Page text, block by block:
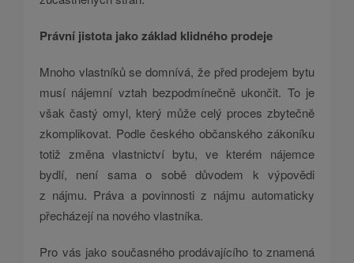
Právní jistota jako základ klidného prodeje
Mnoho vlastníků se domnívá, že před prodejem bytu
musí nájemní vztah bezpodmínečně ukončit. To je
však častý omyl, který může celý proces zbytečně
zkomplikovat. Podle českého občanského zákoníku
totiž změna vlastnictví bytu, ve kterém nájemce
bydlí, není sama o sobě důvodem k výpovědi
z nájmu. Práva a povinnosti z nájmu automaticky
přecházejí na nového vlastníka.
Pro vás jako současného prodávajícího to znamená